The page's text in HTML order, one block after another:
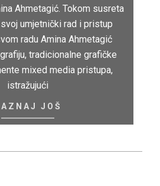
Ahmetagić. Tokom susreta
umjetnički rad i pristup
radu Amina Ahmetagić
tradicionalne grafičke
mixed media pristupa,
istražujući
JOŠ